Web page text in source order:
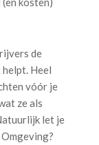
de
Heel
vóór je
ze als
let je